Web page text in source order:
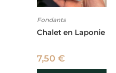
Fondants
Chalet en Laponie
7,50 €